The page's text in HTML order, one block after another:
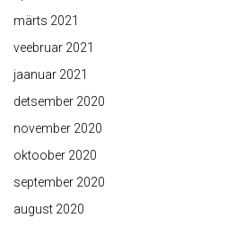
märts 2021
veebruar 2021
jaanuar 2021
detsember 2020
november 2020
oktoober 2020
september 2020
august 2020